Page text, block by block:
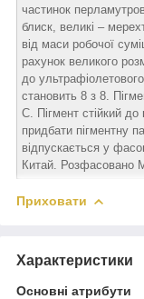
частинок
блиск, великі –
від маси робочої
рахунок великого
до
становить 8 з 8.
С. Пігмент стійкий
придбати пігментну
відпускається у
Китай. Розфасовано
Приховати
Характеристики
Основні атрибути